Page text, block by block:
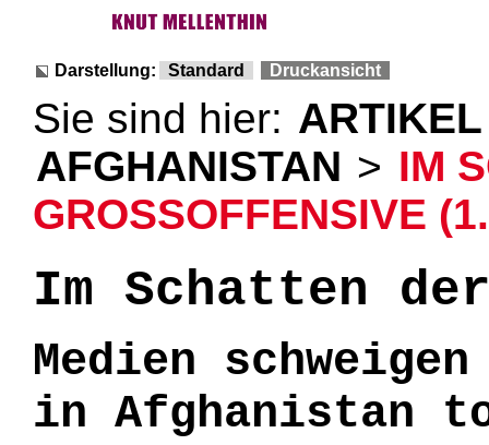
Darstellung: Standard Druckansicht
Sie sind hier: ARTIKEL
AFGHANISTAN > IM
GROSSOFFENSIVE
Im Schatten
Medien
in Afghanistan